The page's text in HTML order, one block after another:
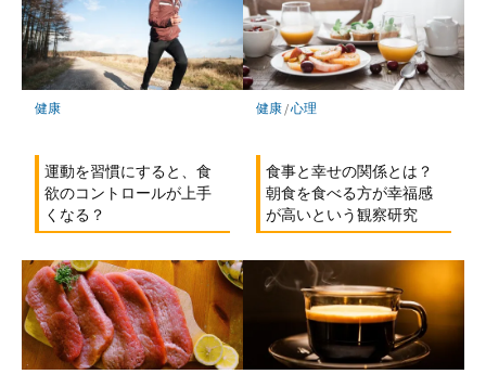
健康
運動を習慣にすると、食
欲のコントロールが上手
くなる？
健康/心理
食事と幸せの関係とは？
朝食を食べる方が幸福感
が高いという観察研究